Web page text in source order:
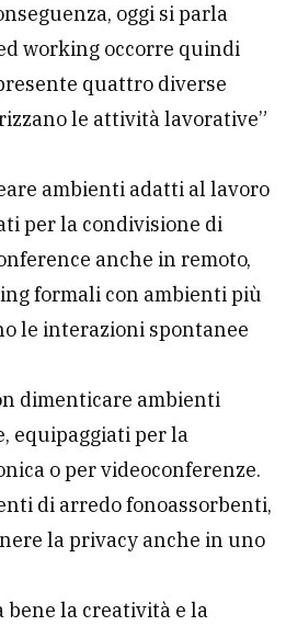
oggi si parla
working occorre quindi
quattro diverse
le attività lavorative”
ambienti adatti al lavoro
per la condivisione di
anche in remoto,
formali con ambienti più
le interazioni spontanee
dimenticare ambienti
equipaggiati per la
o per videoconferenze.
di arredo fonoassorbenti,
la privacy anche in uno
bene la creatività e la